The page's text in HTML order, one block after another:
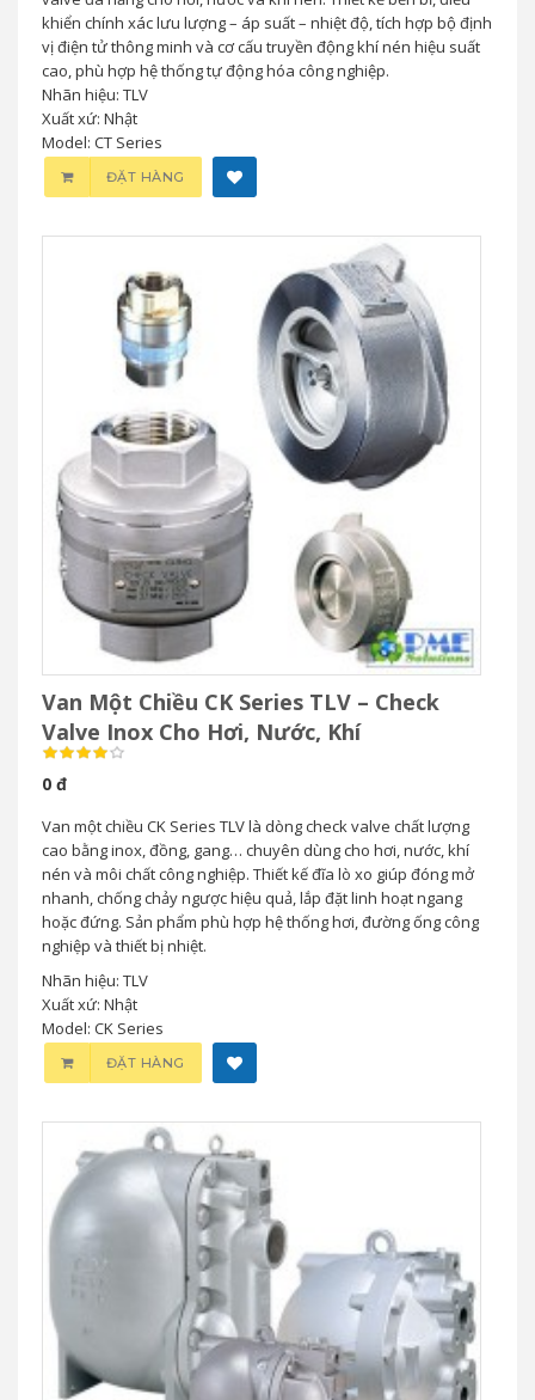
khiển chính xác lưu lượng – áp suất – nhiệt độ, tích hợp bộ định
vị điện tử thông minh và cơ cấu truyền động khí nén hiệu suất
cao, phù hợp hệ thống tự động hóa công nghiệp.
Nhãn hiệu: TLV
Xuất xứ: Nhật
Model: CT Series
ĐẶT HÀNG
Van Một Chiều CK Series TLV – Check
Valve Inox Cho Hơi, Nước, Khí
0 đ
Van một chiều CK Series TLV là dòng check valve chất lượng
cao bằng inox, đồng, gang… chuyên dùng cho hơi, nước, khí
nén và môi chất công nghiệp. Thiết kế đĩa lò xo giúp đóng mở
nhanh, chống chảy ngược hiệu quả, lắp đặt linh hoạt ngang
hoặc đứng. Sản phẩm phù hợp hệ thống hơi, đường ống công
nghiệp và thiết bị nhiệt.
Nhãn hiệu: TLV
Xuất xứ: Nhật
Model: CK Series
ĐẶT HÀNG